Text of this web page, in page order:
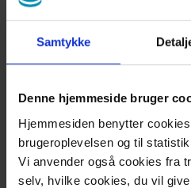
Samtykke
Denne hjemmeside bruger
Hjemmesiden benytter
brugeroplevelsen og til
Vi anvender også cookies fra
selv, hvilke cookies, du vil
borgeren har gode
besøge og få besøg
borgeren udøver
indflydelse på eget liv
3: Dygtige